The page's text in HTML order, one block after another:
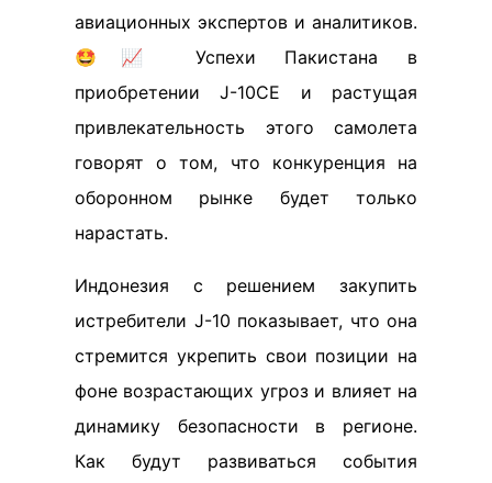
авиационных экспертов и аналитиков.
🤩📈 Успехи Пакистана в
приобретении J-10CE и растущая
привлекательность этого самолета
говорят о том, что конкуренция на
оборонном рынке будет только
нарастать.
Индонезия с решением закупить
истребители J-10 показывает, что она
стремится укрепить свои позиции на
фоне возрастающих угроз и влияет на
динамику безопасности в регионе.
Как будут развиваться события